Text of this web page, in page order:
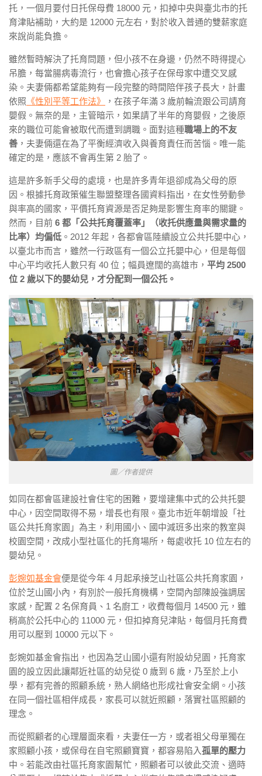
托，一個月要付日托保母費 18000 元，扣掉中央與臺北市的托
育津貼補助，大約是 12000 元左右，對於收入普通的雙薪家庭
來說尚能負擔。
雖然暫時解決了托育問題，但小孩不在身邊，仍然不時得提心
吊膽，每當腸病毒流行，也會擔心孩子在保母家中遭交叉感
染。夫妻倆都希望能夠有一段完整的時間陪伴孩子長大，計畫
依照 《性別平等工作法》
，在孩子年滿 3 歲前輪流跟公司請育
嬰假。無奈的是，主管暗示，如果請了半年的育嬰假，之後原
來的職位可能會被取代而遭到調職。面對這種職場上的不友
善 ，夫妻倆還在為了平衡經濟收入與養育責任而苦惱。唯一能
確定的是，應該不會再生第 2 胎了。
這是許多新手父母的處境，也是許多青年退卻成為父母的原
因。根據托育政策催生聯盟整理各國資料指出，在女性勞動參
與率高的國家，平價托育資源是否足夠是影響生育率的關鍵。
然而，目前 6 都「公共托育覆蓋率」（收托供應量與需求量的
比率）均偏低 。2012 年起，各都會區陸續設立公共托嬰中心，
以臺北市而言，雖然一行政區有一個公立托嬰中心，但是每個
中心平均收托人數只有 40 位；幅員遼闊的高雄市， 平均 2500
位 2 歲以下的嬰幼兒，才分配到一個公托。
圖／作者提供
如同在都會區建設社會住宅的困難，要增建集中式的公共托嬰
中心，因空間取得不易，增長也有限。臺北市近年朝增設「社
區公共托育家園」為主，利用國小、國中減班多出來的教室與
校園空間，改成小型社區化的托育場所，每處收托 10 位左右的
嬰幼兒。
彭婉如基金會便是從今年 4 月起承接芝山社區公共托育家園，
位於芝山國小內，有別於一般托育機構，空間內部陳設強調居
家感，配置 2 名保育員、1 名廚工，收費每個月 14500 元，雖
稍高於公托中心的 11000 元，但扣掉育兒津貼，每個月托育費
用可以壓到 10000 元以下。
彭婉如基金會指出，也因為芝山國小還有附設幼兒園，托育家
園的設立因此讓鄰近社區的幼兒從 0 歲到 6 歲，乃至於上小
學，都有完善的照顧系統，熟人網絡也形成社會安全網。小孩
在同一個社區相伴成長，家長可以就近照顧，落實社區照顧的
理念。
而從照顧者的心理層面來看，夫妻任一方，或者祖父母單獨在
家照顧小孩，或保母在自宅照顧寶寶，都容易陷入孤單的壓力
中。若能改由社區托育家園幫忙，照顧者可以彼此交流、適時